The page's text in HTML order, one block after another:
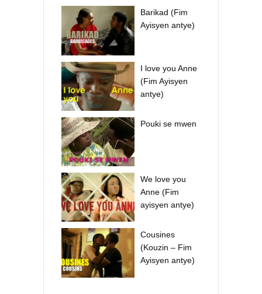
Barikad (Fim
Ayisyen antye)
I love you Anne
(Fim Ayisyen
antye)
Pouki se mwen
We love you
Anne (Fim
ayisyen antye)
Cousines
(Kouzin – Fim
Ayisyen antye)